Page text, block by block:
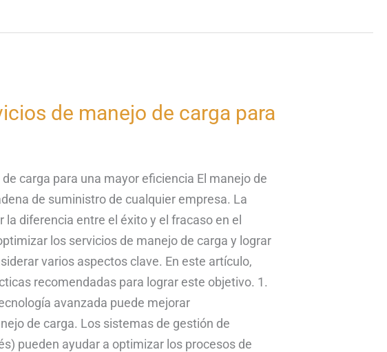
de manejo de carga para
carga para una mayor eficiencia El manejo de
de suministro de cualquier empresa. La
diferencia entre el éxito y el fracaso en el
los servicios de manejo de carga y lograr
varios aspectos clave. En este artículo,
recomendadas para lograr este objetivo. 1.
avanzada puede mejorar
de carga. Los sistemas de gestión de
pueden ayudar a optimizar los procesos de